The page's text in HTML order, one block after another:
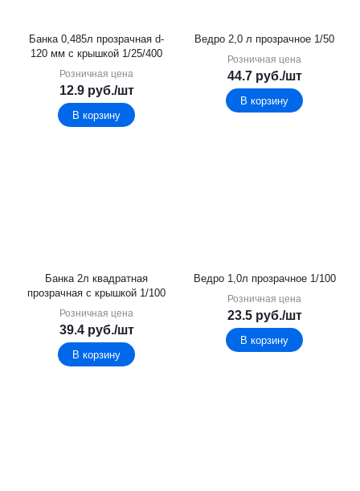
Банка 0,485л прозрачная d-
120 мм с крышкой 1/25/400
Розничная цена
12.9руб./шт
В корзину
Ведро 2,0 л прозрачное 1/50
Розничная цена
44.7руб./шт
В корзину
Банка 2л квадратная
прозрачная с крышкой 1/100
Розничная цена
39.4руб./шт
В корзину
Ведро 1,0л прозрачное 1/100
Розничная цена
23.5руб./шт
В корзину